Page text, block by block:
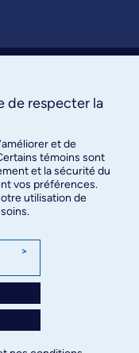
de respecter la
et de
témoins sont
et la sécurité du
vos préférences.
utilisation de
>